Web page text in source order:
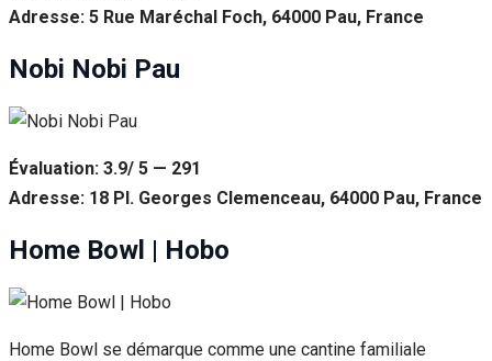
Adresse: 5 Rue Maréchal Foch, 64000 Pau, France
Nobi Nobi Pau
Évaluation: 3.9/ 5 — 291
Adresse: 18 Pl. Georges Clemenceau, 64000 Pau, France
Home Bowl | Hobo
Home Bowl se démarque comme une cantine familiale